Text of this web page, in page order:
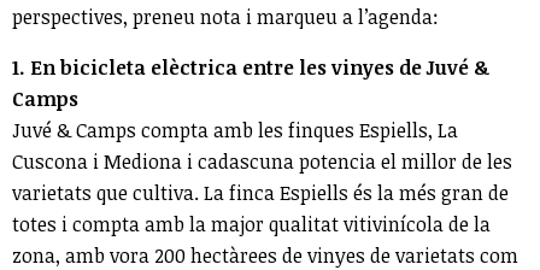
perspectives, preneu nota i marqueu a l’agenda:
1. En bicicleta elèctrica entre les vinyes de Juvé &
Camps
Juvé & Camps compta amb les finques Espiells, La
Cuscona i Mediona i cadascuna potencia el millor de les
varietats que cultiva. La finca Espiells és la més gran de
totes i compta amb la major qualitat vitivinícola de la
zona, amb vora 200 hectàrees de vinyes de varietats com